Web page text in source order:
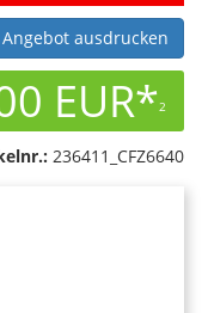
Angebot ausdrucken
EUR*2
236411_CFZ6640